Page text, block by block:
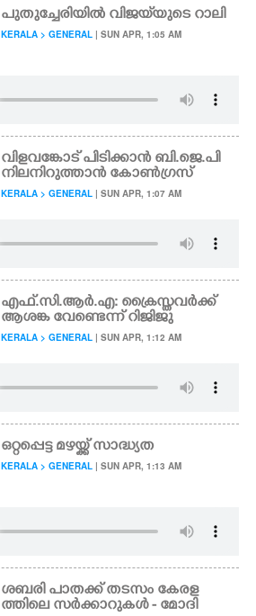
പുതുച്ചേരിയിൽ വിജയ്‌യുടെ റാലി
KERALA > GENERAL | SUN APR, 1:05 AM
വിളവങ്കോട് പിടിക്കാൻ ബി.ജെ.പി
നിലനിറുത്താൻ കോൺഗ്രസ്
KERALA > GENERAL | SUN APR, 1:07 AM
എഫ്.സി.ആർ.എ: ക്രൈസ്തവർക്ക്
ആശങ്ക വേണ്ടെന്ന് റിജിജു
KERALA > GENERAL | SUN APR, 1:12 AM
ഒറ്റപ്പെട്ട മഴയ്ക്ക് സാദ്ധ്യത
KERALA > GENERAL | SUN APR, 1:13 AM
ശബരി പാതക്ക് തടസം കേരള
ത്തിലെ സർക്കാറുകൾ - മോദി